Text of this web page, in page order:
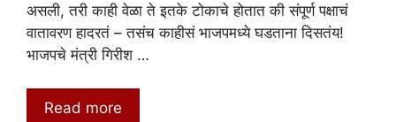
असली, तरी काही वेळा ते इतके टोकाचे होतात की संपूर्ण पक्षाचं
वातावरण हादरतं – तसंच काहीसं भाजपमध्ये घडताना दिसतंय!
भाजपचे मंत्री गिरीश …
Read more